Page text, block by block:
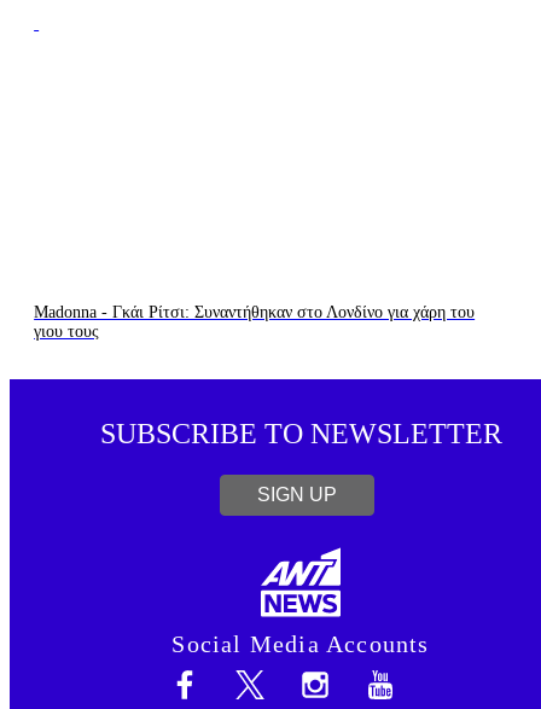
Madonna - Γκάι Ρίτσι: Συναντήθηκαν στο Λονδίνο για χάρη του
γιου τους
SUBSCRIBE TO NEWSLETTER
SIGN UP
Social Media Accounts